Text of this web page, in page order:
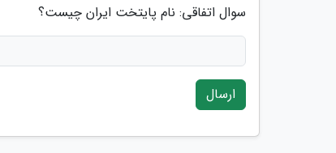
سوال اتفاقی: نام پایتخت ایران چیست؟
ارسال